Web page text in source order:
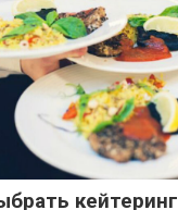
кейтеринг